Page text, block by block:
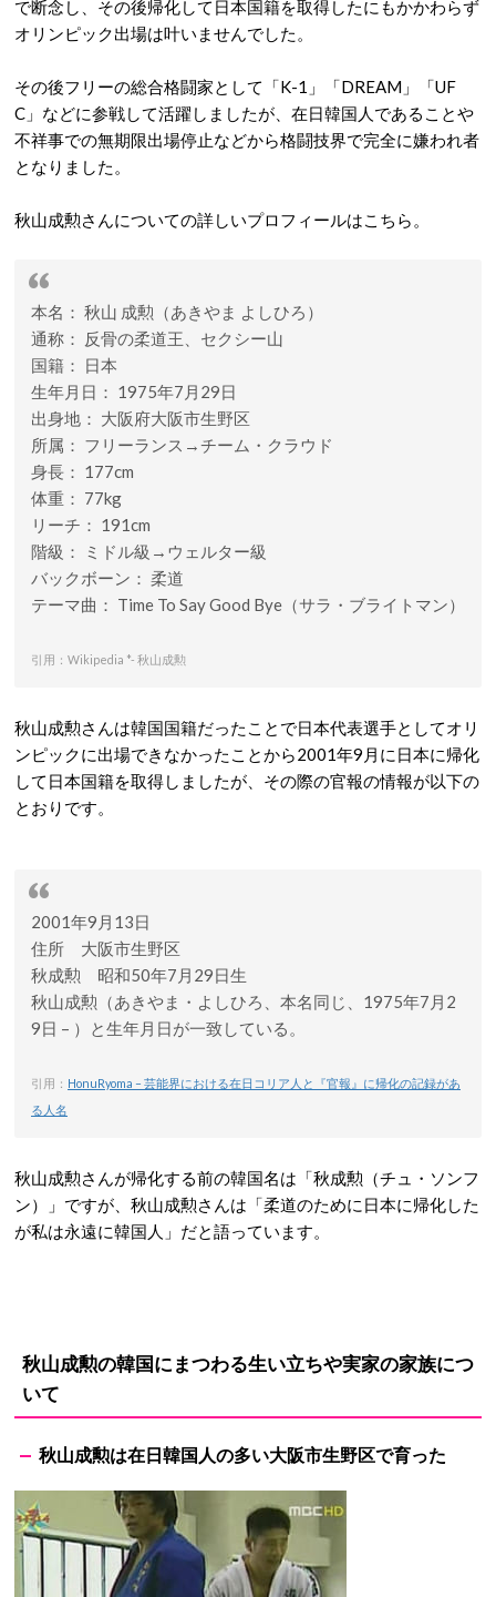
で断念し、その後帰化して日本国籍を取得したにもかかわらず
オリンピック出場は叶いませんでした。
その後フリーの総合格闘家として「K-1」「DREAM」「UF
C」などに参戦して活躍しましたが、在日韓国人であることや
不祥事での無期限出場停止などから格闘技界で完全に嫌われ者
となりました。
秋山成勲さんについての詳しいプロフィールはこちら。
本名： 秋山 成勲（あきやま よしひろ）
通称： 反骨の柔道王、セクシー山
国籍： 日本
生年月日： 1975年7月29日
出身地： 大阪府大阪市生野区
所属： フリーランス→チーム・クラウド
身長： 177cm
体重： 77kg
リーチ： 191cm
階級： ミドル級→ウェルター級
バックボーン： 柔道
テーマ曲： Time To Say Good Bye（サラ・ブライトマン）
引用：Wikipedia *- 秋山成勲
秋山成勲さんは韓国国籍だったことで日本代表選手としてオリ
ンピックに出場できなかったことから2001年9月に日本に帰化
して日本国籍を取得しましたが、その際の官報の情報が以下の
とおりです。
2001年9月13日
住所 大阪市生野区
秋成勲 昭和50年7月29日生
秋山成勲（あきやま・よしひろ、本名同じ、1975年7月2
9日 – ）と生年月日が一致している。
引用： HonuRyoma – 芸能界における在日コリア人と『官報』に帰化の記録があ
る人名
秋山成勲さんが帰化する前の韓国名は「秋成勲（チュ・ソンフ
ン）」ですが、秋山成勲さんは「柔道のために日本に帰化した
が私は永遠に韓国人」だと語っています。
秋山成勲の韓国にまつわる生い立ちや実家の家族につ
いて
秋山成勲は在日韓国人の多い大阪市生野区で育った